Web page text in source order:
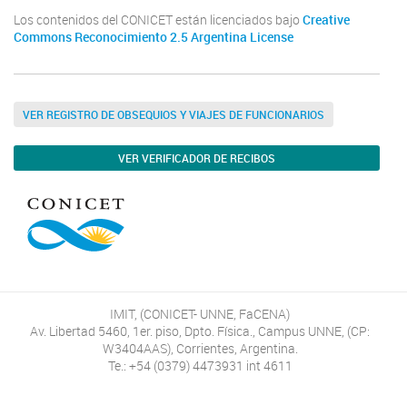
Los contenidos del CONICET están licenciados bajo Creative
Commons Reconocimiento 2.5 Argentina License
VER REGISTRO DE OBSEQUIOS Y VIAJES DE FUNCIONARIOS
VER VERIFICADOR DE RECIBOS
IMIT, (CONICET- UNNE, FaCENA)
Av. Libertad 5460, 1er. piso, Dpto. Física., Campus UNNE, (CP:
W3404AAS), Corrientes, Argentina.
Te.: +54 (0379) 4473931 int 4611